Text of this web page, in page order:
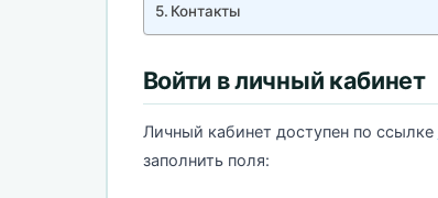
Контакты
Войти в личный кабинет
Личный кабинет доступен по ссылке
заполнить поля: